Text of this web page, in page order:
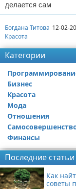
делается сам
Богдана Титова 12-02-
Красота
Категории
Бизнес
Красота
Мода
Отношения
Финансы
Последние статьи
Как
советы